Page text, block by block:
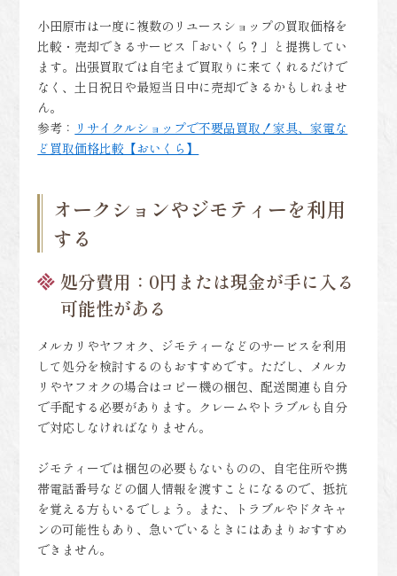
小田原市は一度に複数のリユースショップの買取価格を
比較・売却できるサービス「おいくら？」と提携してい
ます。出張買取では自宅まで買取りに来てくれるだけで
なく、土日祝日や最短当日中に売却できるかもしれませ
ん。
参考： リサイクルショップで不要品買取！家具、家電な
ど買取価格比較【おいくら】
オークションやジモティーを利用
する
処分費用：0円または現金が手に入る
可能性がある
メルカリやヤフオク、ジモティーなどのサービスを利用
して処分を検討するのもおすすめです。ただし、メルカ
リやヤフオクの場合はコピー機の梱包、配送関連も自分
で手配する必要があります。クレームやトラブルも自分
で対応しなければなりません。
ジモティーでは梱包の必要もないものの、自宅住所や携
帯電話番号などの個人情報を渡すことになるので、抵抗
を覚える方もいるでしょう。また、トラブルやドタキャ
ンの可能性もあり、急いでいるときにはあまりおすすめ
できません。